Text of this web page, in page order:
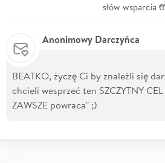
słów wsparcia
Anonimowy Darczyńca
BEATKO, życzę Ci by znaleźli się
chcieli wesprzeć ten SZCZYTNY
ZAWSZE powraca" ;)